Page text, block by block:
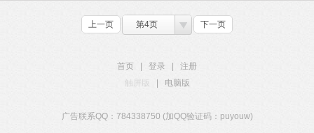
上一页 第4页 下一页
首页 登录
注册
触屏版
电脑版
广告联系QQ：784338750 (加QQ验证码：puyouw)